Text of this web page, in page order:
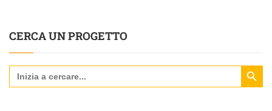
CERCA UN PROGETTO
Search
for:
Search